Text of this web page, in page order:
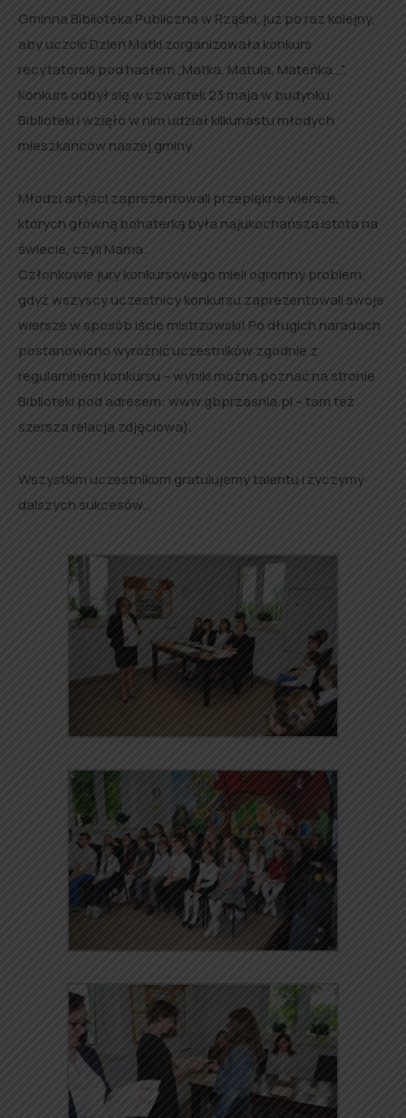
Gminna Biblioteka Publiczna w Rząśni, już po raz kolejny,
aby uczcić Dzień Matki zorganizowała konkurs
recytatorski pod hasłem „Matka, Matula, Mateńka…”.
Konkurs odbył się w czwartek 23 maja w budynku
Biblioteki i wzięło w nim udział kilkunastu młodych
mieszkańców naszej gminy.
Młodzi artyści zaprezentowali przepiękne wiersze,
których główną bohaterką była najukochańsza istota na
świecie, czyli Mama.
Członkowie jury konkursowego mieli ogromny problem,
gdyż wszyscy uczestnicy konkursu zaprezentowali swoje
wiersze w sposób iście mistrzowski! Po długich naradach
postanowiono wyróżnić uczestników zgodnie z
regulaminem konkursu – wyniki można poznać na stronie
Biblioteki pod adresem: www.gbprzasnia.pl – tam też
szersza relacja zdjęciowa).
Wszystkim uczestnikom gratulujemy talentu i życzymy
dalszych sukcesów…